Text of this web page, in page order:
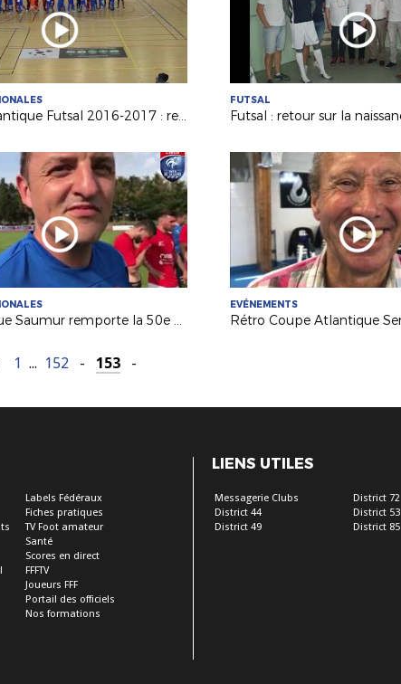
Coupe Atlantique Futsal 2016-2017 : revivez la finale remportée par Saint Herblain Pépite FC
FUTSAL
L'Olympique Saumur remporte la 50e Coupe Atlantique Seniors !
EVÉNEMENTS
1 ... 152 - 153 -
Labels Fédéraux
Fiches pratiques
TV Foot amateur
Santé
Scores en direct
FFFTV
Joueurs FFF
Portail des officiels
Nos formations
LIENS UTILES
Messagerie Clubs
District 44
District 49
District 72
District 53
District 85